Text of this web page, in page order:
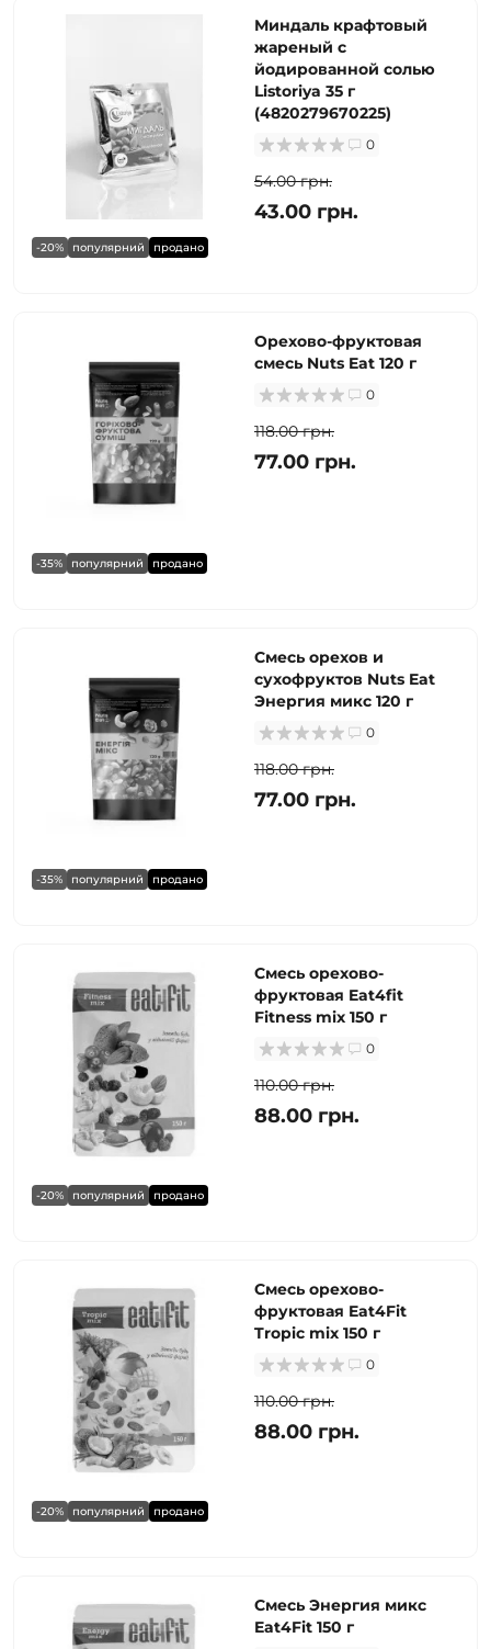
-20% популярний продано
Миндаль крафтовый
жареный с
йодированной солью
Listoriya 35 г
(4820279670225)
0
54.00 грн.
43.00 грн.
-35% популярний продано
Орехово-фруктовая
смесь Nuts Eat 120 г
0
118.00 грн.
77.00 грн.
-35% популярний продано
Смесь орехов и
сухофруктов Nuts Eat
Энергия микс 120 г
0
118.00 грн.
77.00 грн.
-20% популярний продано
Смесь орехово-
фруктовая Eat4fit
Fitness mix 150 г
0
110.00 грн.
88.00 грн.
-20% популярний продано
Смесь орехово-
фруктовая Eat4Fit
Tropic mix 150 г
0
110.00 грн.
88.00 грн.
Смесь Энергия микс
Eat4Fit 150 г